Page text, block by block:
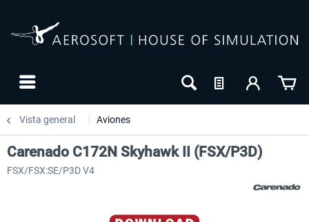
Vista general Aviones
Carenado C172N Skyhawk II (FSX/P3D)
FSX/FSX:SE/P3D V4